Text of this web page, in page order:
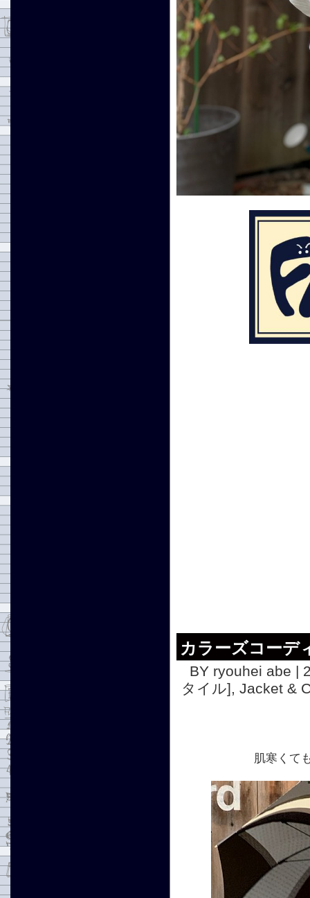
カラーズコーデ
BY ryouhei abe |
タイル], Jacket &
肌寒くて